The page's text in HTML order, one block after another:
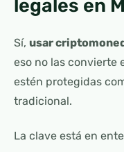
legales en
Sí, usar
eso no las convierte
estén protegidas
tradicional.
La clave está en